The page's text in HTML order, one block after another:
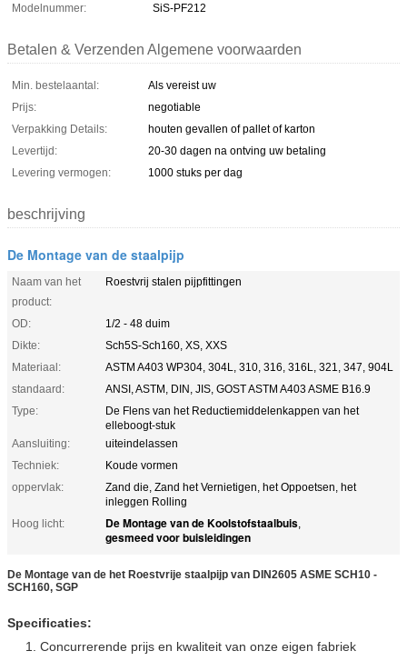
Modelnummer:
SiS-PF212
Betalen & Verzenden Algemene voorwaarden
Min. bestelaantal:
Als vereist uw
Prijs:
negotiable
Verpakking Details:
houten gevallen of pallet of karton
Levertijd:
20-30 dagen na ontving uw betaling
Levering vermogen:
1000 stuks per dag
beschrijving
De Montage van de staalpijp
Naam van het
product:
Roestvrij stalen pijpfittingen
OD:
1/2 - 48 duim
Dikte:
Sch5S-Sch160, XS, XXS
Materiaal:
ASTM A403 WP304, 304L, 310, 316, 316L, 321, 347, 904L
standaard:
ANSI, ASTM, DIN, JIS, GOST ASTM A403 ASME B16.9
Type:
De Flens van het Reductiemiddelenkappen van het
elleboogt-stuk
Aansluiting:
uiteindelassen
Techniek:
Koude vormen
oppervlak:
Zand die, Zand het Vernietigen, het Oppoetsen, het
inleggen Rolling
Hoog licht:
De Montage van de Koolstofstaalbuis,
gesmeed voor buisleidingen
De Montage van de het Roestvrije staalpijp van DIN2605 ASME SCH10 -
SCH160, SGP
Specificaties:
1. Concurrerende prijs en kwaliteit van onze eigen fabriek